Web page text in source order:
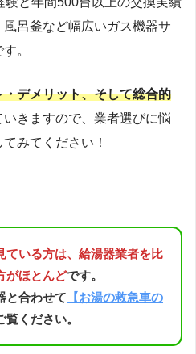
呂釜など幅広いガス機器サ
。
デメリット、そして総合的
いきますので、業者選びに悩
みてください！
ている方は、給湯器業者を比
がほとんどです。
と合わせて 【お湯の救急車の
覧ください。